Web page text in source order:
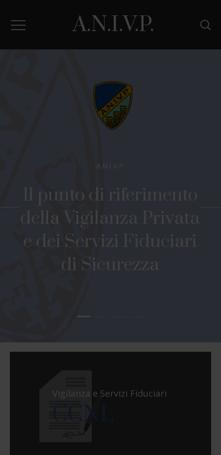
A.N.I.V.P.
A
Il punto di riferimento
della Vigilanza Privata
e dei Servizi Fiduciari
di Sicurezza
Vigilanza e Servizi Fiduciari
CCNL